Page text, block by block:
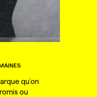
qu’on
ou